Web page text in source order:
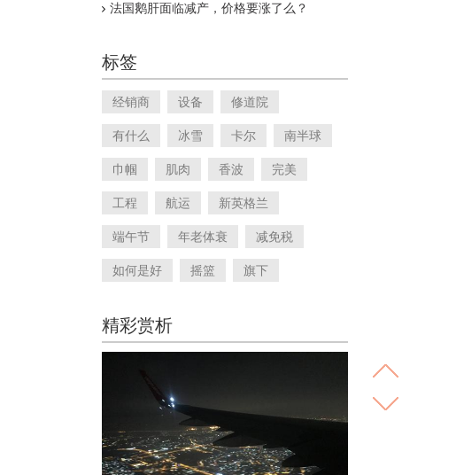
法国鹅肝面临减产，价格要涨了么？
标签
经销商 设备 修道院
有什么 冰雪 卡尔 南半球
巾帼 肌肉 香波 完美
工程 航运 新英格兰
端午节 年老体衰 减免税
如何是好 摇篮 旗下
精彩赏析